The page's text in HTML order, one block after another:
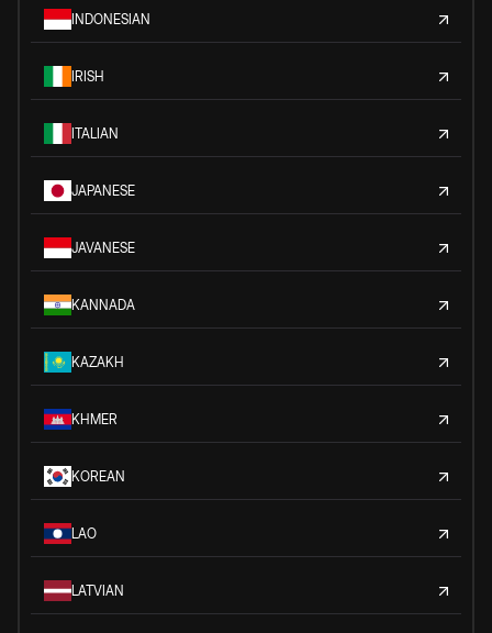
INDONESIAN
IRISH
ITALIAN
JAPANESE
JAVANESE
KANNADA
KAZAKH
KHMER
KOREAN
LAO
LATVIAN